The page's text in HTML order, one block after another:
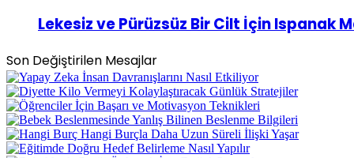
Lekesiz ve Pürüzsüz Bir Cilt İçin Ispanak
Son Değiştirilen Mesajlar